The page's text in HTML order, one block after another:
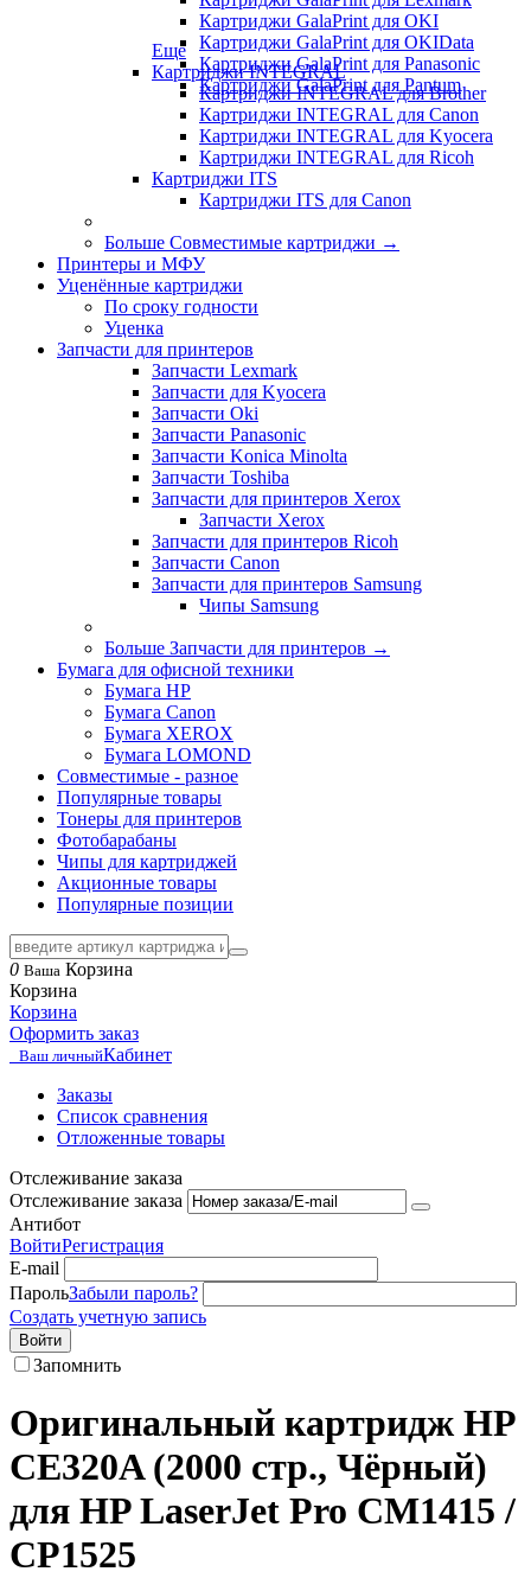
Картриджи GalaPrint для OKI
Картриджи GalaPrint для OKIData
Картриджи GalaPrint для Panasonic
Картриджи GalaPrint для Pantum
Еще
Картриджи INTEGRAL
Картриджи INTEGRAL для Brother
Картриджи INTEGRAL для Canon
Картриджи INTEGRAL для Kyocera
Картриджи INTEGRAL для Ricoh
Картриджи ITS
Картриджи ITS для Canon
Больше Совместимые картриджи →
Принтеры и МФУ
Уценённые картриджи
По сроку годности
Уценка
Запчасти для принтеров
Запчасти Lexmark
Запчасти для Kyocera
Запчасти Oki
Запчасти Panasonic
Запчасти Koniсa Minolta
Запчасти Toshiba
Запчасти для принтеров Xerox
Запчасти Xerox
Запчасти для принтеров Ricoh
Запчасти Canon
Запчасти для принтеров Samsung
Чипы Samsung
Больше Запчасти для принтеров →
Бумага для офисной техники
Бумага HP
Бумага Canon
Бумага XEROX
Бумага LOMOND
Совместимые - разное
Популярные товары
Тонеры для принтеров
Фотобарабаны
Чипы для картриджей
Акционные товары
Популярные позиции
0 Ваша Корзина
Корзина
Корзина
Оформить заказ
Ваш личныйКабинет
Заказы
Список сравнения
Отложенные товары
Отслеживание заказа
Отслеживание заказа
Антибот
ВойтиРегистрация
E-mail
ПарольЗабыли пароль?
Создать учетную запись
Войти
Запомнить
Оригинальный картридж HP
CE320A (2000 стр., Чёрный)
для HP LaserJet Pro CM1415 /
CP1525